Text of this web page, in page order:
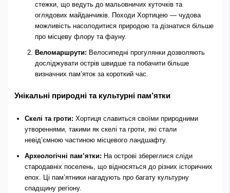
стежки, що ведуть до мальовничих куточків та
оглядових майданчиків. Походи Хортицею — чудова
можливість насолодитися природою та дізнатися більше
про місцеву флору та фауну.
Веломаршрути: Велосипедні прогулянки дозволяють
досліджувати острів швидше та побачити більше
визначних пам’яток за короткий час.
Унікальні природні та культурні пам’ятки
Скелі та гроти: Хортиця славиться своїми природними
утвореннями, такими як скелі та гроти, які стали
невід’ємною частиною місцевого ландшафту.
Археологічні пам’ятки: На острові збереглися сліди
стародавніх поселень, що відносяться до різних історичних
епох. Ці пам’ятники нагадують про багату культурну
спадщину регіону.